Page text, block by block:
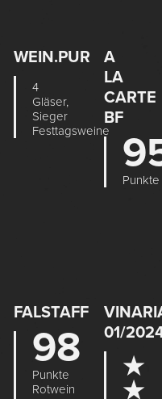
WEIN.PUR
4
Gläser,
Sieger
Festtagsweine
A
LA
CARTE
BF
Punkte
FALSTAFF
98
Punkte
Rotwein
01/
★
★